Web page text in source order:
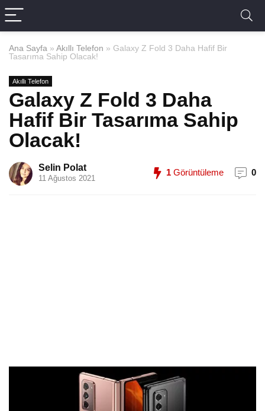
Ana Sayfa » Akıllı Telefon » Galaxy Z Fold 3 Daha Hafif Bir
Tasarıma Sahip Olacak!
Akıllı Telefon
Galaxy Z Fold 3 Daha
Hafif Bir Tasarıma Sahip
Olacak!
Selin Polat
11 Ağustos 2021
1 Görüntüleme 0